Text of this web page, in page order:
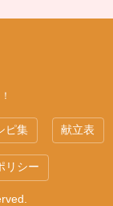
ピ集 献立表
リシー